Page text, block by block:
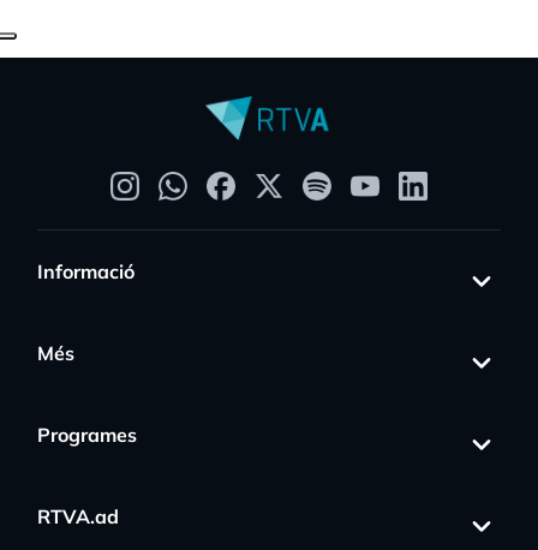
Informació
Més
Programes
RTVA.ad